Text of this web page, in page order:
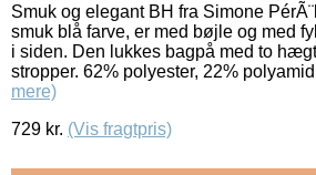
Smuk og elegant BH fra Simone
smuk blå farve, er med bøjle og med
i siden. Den lukkes bagpå med to
stropper. 62% polyester, 22%
mere)
729 kr. (Vis fragtpris)